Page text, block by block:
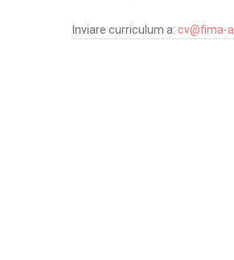
Inviare curriculum a: cv@fima-